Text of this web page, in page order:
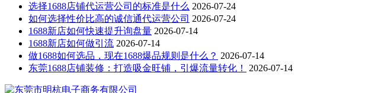
选择1688店铺代运营公司的标准是什么 2026-07-24
如何选择性价比高的诚信通代运营公司 2026-07-24
1688新店如何快速提升询盘量 2026-07-14
1688新店如何做引流 2026-07-14
做1688如何选品，现在1688爆品规则是什么？ 2026-07-14
东莞1688店铺装修：打造吸金旺铺，引爆流量转化！
2026-07-14